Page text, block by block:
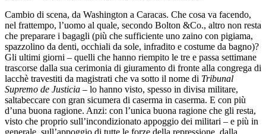
Cambio di scena, da Washington a Caracas. Che cosa va facendo,
nel frattempo, l’uomo al quale, secondo Bolton &Co., altro non resta
che preparare i bagagli (più che sufficiente uno zaino con pigiama,
spazzolino da denti, occhiali da sole, infradito e costume da bagno)?
Gli ultimi giorni – quelli che hanno riempito le tre e passa settimane
trascorse dalla sua cerimonia di giuramento di fronte alla congrega di
lacchè travestiti da magistrati che va sotto il nome di Tribunal
Supremo de Justicia – lo hanno visto, spesso in divisa militare,
saltabeccare con gran sicumera di caserma in caserma. E con più
d’una buona ragione. Anzi: con l’unica buona ragione che gli resta,
visto che proprio sull’incondizionato appoggio dei militari – e più in
generale, sull’appoggio di tutte le forze della repressione, dalla